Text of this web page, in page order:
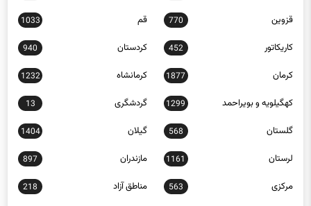
قزوین 770 قم 1033
کاریکاتور 452 کردستان 940
کرمان 1877 کرمانشاه 1232
کهگیلویه و بویراحمد 1299 گردشگری 13
گلستان 568 گیلان 1404
لرستان 1161 مازندران 897
مرکزی 563 مناطق آزاد 218